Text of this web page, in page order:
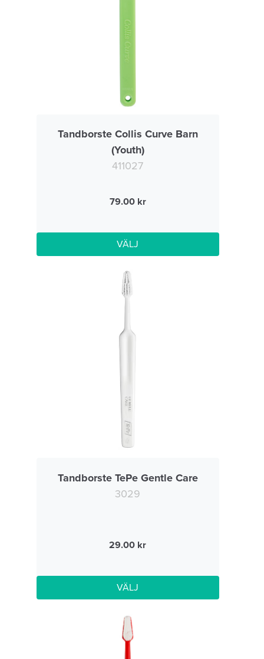
Tandborste Collis Curve Barn
(Youth)
411027
79.00
VÄLJ
Tandborste TePe Gentle Care
3029
29.00
VÄLJ